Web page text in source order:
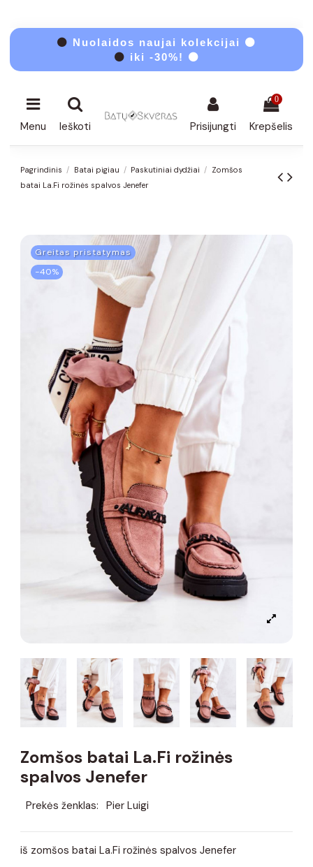
⚫ Nuolaidos naujai kolekcijai ⚫
⚫ iki -30%! ⚫
Menu Ieškoti Prisijungti
0
Krepšelis
Pagrindinis Batai pigiau Paskutiniai dydžiai
Zomšos
batai La.Fi rožinės spalvos Jenefer
Greitas pristatymas
−40%
Zomšos batai La.Fi rožinės
spalvos Jenefer
Prekės ženklas: Pier Luigi
iš zomšos batai La.Fi rožinės spalvos Jenefer